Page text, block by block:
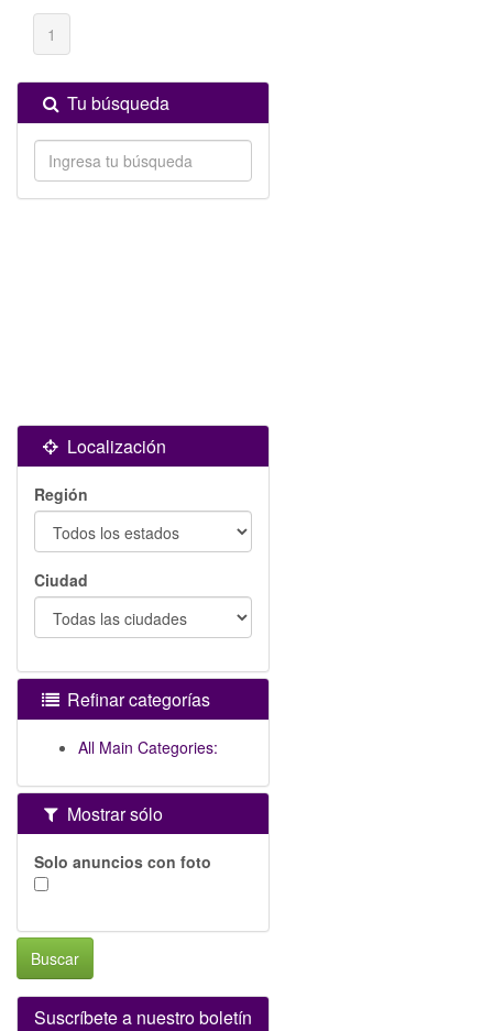
1
Tu búsqueda
Localización
Región
Ciudad
Refinar categorías
All Main Categories:
Mostrar sólo
Solo anuncios con foto
Buscar
Suscríbete a nuestro boletín